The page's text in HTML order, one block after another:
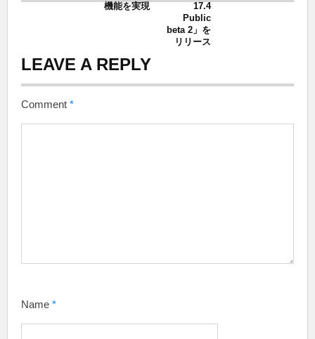
機能を実現
17.4
Public
beta 2」を
リリース
LEAVE A REPLY
Comment *
Name *